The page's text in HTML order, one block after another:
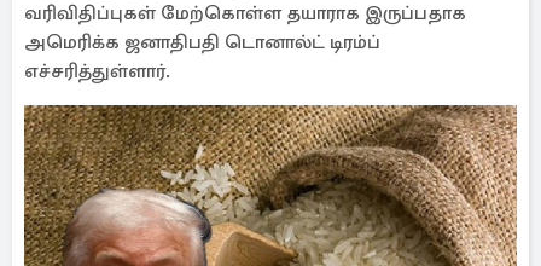
வரிவிதிப்புகள் மேற்கொள்ள தயாராக இருப்பதாக
அமெரிக்க ஜனாதிபதி டொனால்ட் டிரம்ப்
எச்சரித்துள்ளார்.